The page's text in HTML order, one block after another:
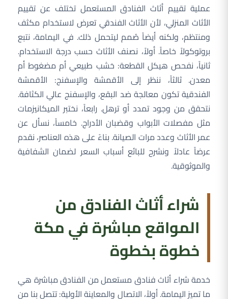
عملية تقييم أثاث الفنادق المستعمل تختلف عن تقييم
الأثاث المنزلي، لأن الأثاث الفندقي تعرض لاستخدام مكثف
ومنتظم، ولكنه أيضاً صُمم ليتحمل ذلك. في اليمامة، نتبع
بروتوكولاً خاصاً. أولاً، نصنف الأثاث حسب درجة الاستخدام.
ثانياً، نفحص هيكل القطعة: خشب طبيعي أم مضغوط أم
معدن. ثالثاً، ننظر إلى الأقمشة والإسفنج: الأقمشة
الفندقية تكون معالجة ضد البقع، والإسفنج عالي الكثافة.
نتحقق من وجود تمدد أو ترهل. رابعاً، نختبر الميكانيزمات
مثل مفصلات الأبواب وقضبان الأدراج. خامساً، نسأل عن
عمر الأثاث وعدد مرات الصيانة. بناءً على هذه العناصر، نقدم
عرضاً عادلاً ونشرح للبائع أسباب السعر لضمان الشفافية
والموثوقية.
شراء أثاث الفنادق من
المواقع مباشرة في مكة
خطوة بخطوة
خدمة شراء أثاث فنادق مستعمل من الفنادق مباشرة هي
ما تميز اليمامة. أولاً، الاتصال والمعاينة الأولية: تتصل بنا من